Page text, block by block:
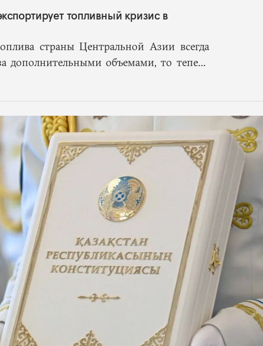
топливный кризис в
страны Центральной Азии всегда
дополнительными объемами, то теперь
сама Россия стала причиной дефицита.